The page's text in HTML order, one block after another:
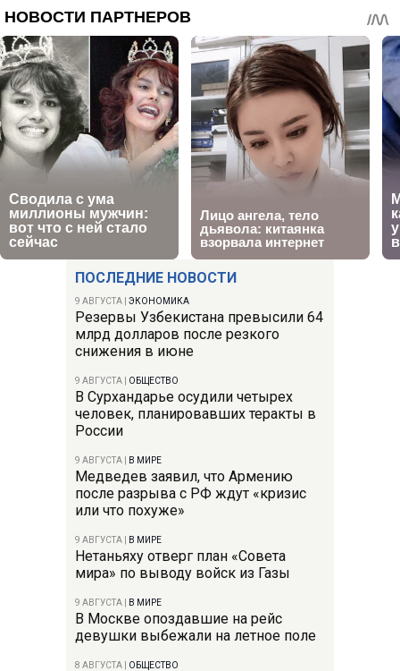
ПОСЛЕДНИЕ НОВОСТИ
9 АВГУСТА ЭКОНОМИКА
Резервы Узбекистана превысили 64
млрд долларов после резкого
снижения в июне
9 АВГУСТА ОБЩЕСТВО
В Сурхандарье осудили четырех
человек, планировавших теракты в
России
9 АВГУСТА В МИРЕ
Медведев заявил, что Армению
после разрыва с РФ ждут «кризис
или что похуже»
9 АВГУСТА В МИРЕ
Нетаньяху отверг план «Совета
мира» по выводу войск из Газы
9 АВГУСТА В МИРЕ
В Москве опоздавшие на рейс
девушки выбежали на летное поле
8 АВГУСТА ОБЩЕСТВО